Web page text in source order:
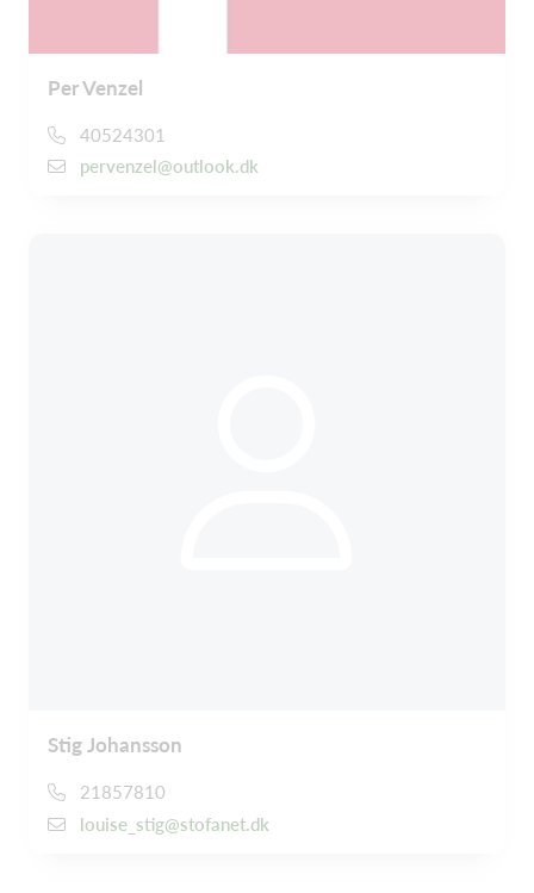
Per Venzel
40524301
pervenzel@outlook.dk
Stig Johansson
21857810
louise_stig@stofanet.dk